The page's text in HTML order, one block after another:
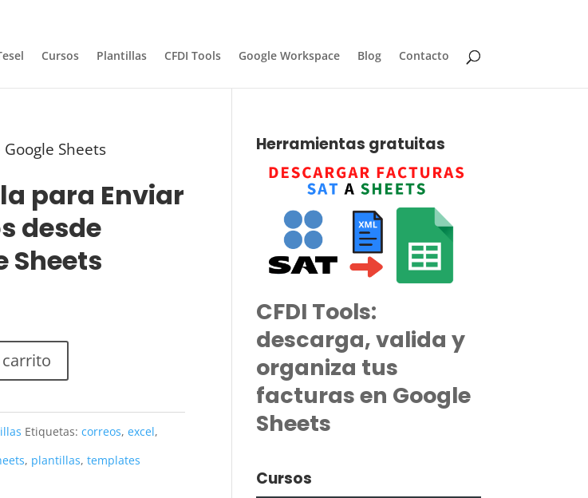
Cursos Plantillas CFDI Tools Google Workspace Blog Contacto
Sheets
para Enviar
desde
Sheets
Etiquetas: correos, excel,
, plantillas, templates
Herramientas gratuitas
CFDI Tools:
descarga, valida y
organiza tus
facturas en Google
Sheets
Cursos